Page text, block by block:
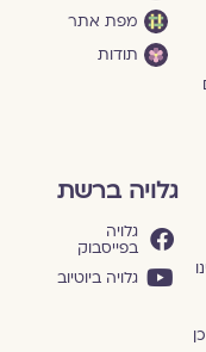
מפת אתר
תודות
גלויה ברשת
גלויה
בפייסבוק
גלויה ביוטיוב